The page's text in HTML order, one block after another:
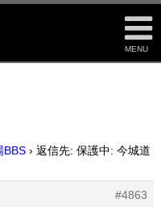
MENU
BBS › 返信先: 保護中: 今城道
#4863